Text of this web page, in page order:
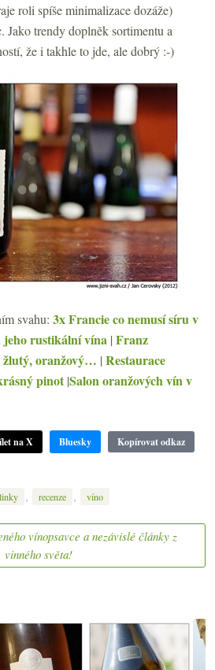
roli spíše minimalizace dozáže)
Jako trendy doplněk sortimentu a
že i takhle to jde, ale dobrý :-)
svahu: 3x Francie co nemusí síru v
jeho rustikální vína | Franz
žlutý, oranžový… | Restaurace
pinot|Salon oranžových vín v
na X Bluesky Kopírovat odkaz
, recenze , víno
vínopsavce a nezávislé články z
vinného světa!